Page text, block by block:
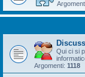
Qui ci si
Argomenti: 1118